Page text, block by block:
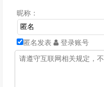
昵称：
匿名发表 登录账号